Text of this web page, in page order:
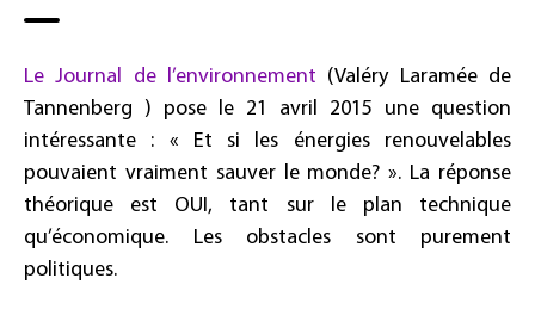
Le Journal de l’environnement (Valéry Laramée de
Tannenberg ) pose le 21 avril 2015 une question
intéressante : « Et si les énergies renouvelables
pouvaient vraiment sauver le monde? ». La réponse
théorique est OUI, tant sur le plan technique
qu’économique. Les obstacles sont purement
politiques.